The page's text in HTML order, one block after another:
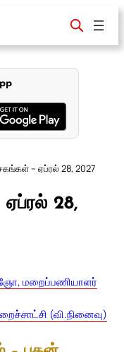
– ஏப்ரல் 28, 2027
ஏப்ரல் 28,
மறைப்பணியாளர்
(வி.நினைவு)